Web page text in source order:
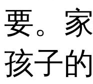
要。
孩子